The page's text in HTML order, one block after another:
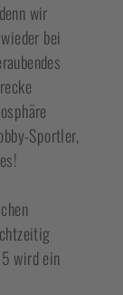
wir
bei
Sportler,
wird ein